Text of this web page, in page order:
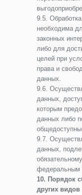
9.5.
необходима
законных
либо для
целей при
права и
данных.
9.6.
данных,
которым
данных либо
9.7.
данных,
федеральным
10. Порядок
других